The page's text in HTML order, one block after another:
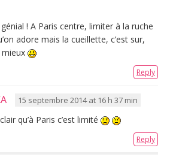
! A Paris centre, limiter à la ruche
adore mais la cueillette, c’est sur,
mieux
Reply
15 septembre 2014 at 16 h 37 min
qu’à Paris c’est limité
Reply